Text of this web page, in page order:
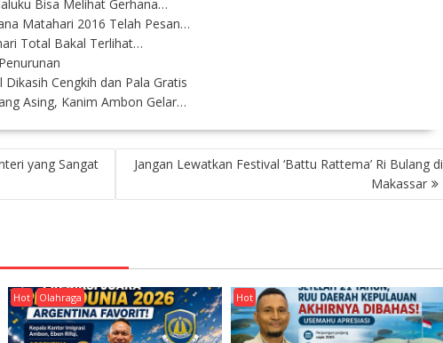
Bisa Melihat Gerhana…
Matahari 2016 Telah Pesan…
Total Bakal Terlihat…
Cengkih dan Pala Gratis
Asing, Kanim Ambon Gelar…
yang Sangat
Jangan Lewatkan Festival ‘Battu Rattema’ Ri Bulang di
Makassar
Hot Olahraga Hot